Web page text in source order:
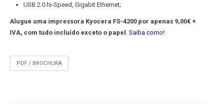
USB 2.0 hi-Speed, Gigabit Ethernet;
Alugue uma impressora Kyocera FS-4200 por apenas 9,00€ +
IVA, com tudo incluído exceto o papel Saiba como!
PDF / BROCHURA